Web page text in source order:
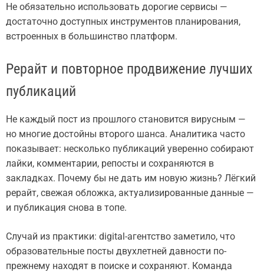
Не обязательно использовать дорогие сервисы —
достаточно доступных инструментов планирования,
встроенных в большинство платформ.
Рерайт и повторное продвижение лучших
публикаций
Не каждый пост из прошлого становится вирусным —
но многие достойны второго шанса. Аналитика часто
показывает: несколько публикаций уверенно собирают
лайки, комментарии, репосты и сохраняются в
закладках. Почему бы не дать им новую жизнь? Лёгкий
рерайт, свежая обложка, актуализированные данные —
и публикация снова в топе.
Случай из практики: digital-агентство заметило, что
образовательные посты двухлетней давности по-
прежнему находят в поиске и сохраняют. Команда